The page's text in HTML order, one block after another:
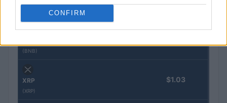
CONFIRM
(BNB)
XRP
(XRP)
$1.03